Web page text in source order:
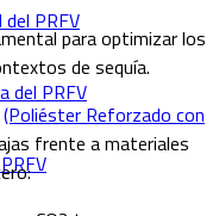
PRFV
del PRFV
para optimizar los
de sequía.
(Poliéster Reforzado con
frente a materiales